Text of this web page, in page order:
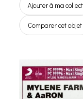
Ajouter à ma
Comparer cet objet